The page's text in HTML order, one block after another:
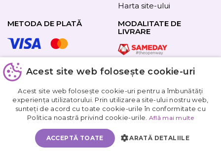
Harta site-ului
METODA DE PLATĂ
URMAȚI-NE
MODALITATE DE
LIVRARE
Obțineți
reducere
Acest site web folosește cookie-uri
Acest site web folosește cookie-uri pentru a îmbunătăți
experiența utilizatorului. Prin utilizarea site-ului nostru web,
sunteți de acord cu toate cookie-urile în conformitate cu
Politica noastră privind cookie-urile. Află mai multe
ACCEPTĂ TOATE ARATĂ DETALIILE